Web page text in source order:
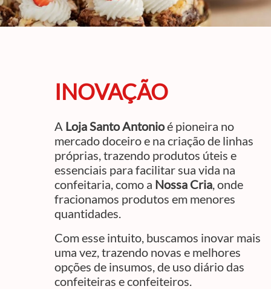
INOVAÇÃO
A Loja Santo Antonioé pioneira no
mercado doceiro e na criação de linhas
próprias, trazendo produtos úteis e
essenciais para facilitar sua vida na
confeitaria, como a Nossa Cria, onde
fracionamos produtos em menores
quantidades.
Com esse intuito, buscamos inovar mais
uma vez, trazendo novas e melhores
opções de insumos, de uso diário das
confeiteiras e confeiteiros.